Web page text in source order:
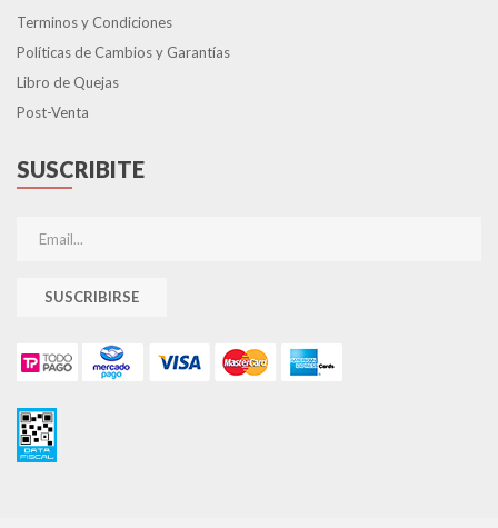
Terminos y Condiciones
Políticas de Cambios y Garantías
Libro de Quejas
Post-Venta
SUSCRIBITE
SUSCRIBIRSE